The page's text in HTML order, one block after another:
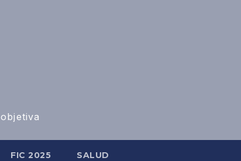
FIC 2025 SALUD